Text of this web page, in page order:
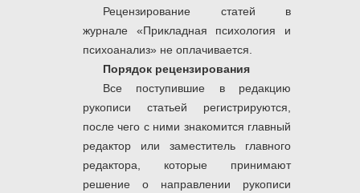
Рецензирование статей в
журнале «Прикладная психология и
психоанализ» не оплачивается.
Порядок рецензирования
Все поступившие в редакцию
рукописи статьей регистрируются,
после чего с ними знакомится главный
редактор или заместитель главного
редактора, которые принимают
решение о направлении рукописи